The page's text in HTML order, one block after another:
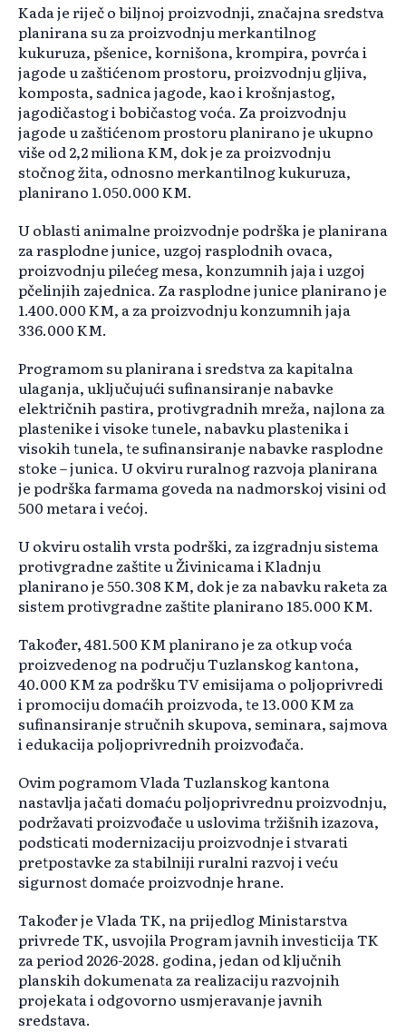
Kada je riječ o biljnoj proizvodnji, značajna sredstva
planirana su za proizvodnju merkantilnog
kukuruza, pšenice, kornišona, krompira, povrća i
jagode u zaštićenom prostoru, proizvodnju gljiva,
komposta, sadnica jagode, kao i krošnjastog,
jagodičastog i bobičastog voća. Za proizvodnju
jagode u zaštićenom prostoru planirano je ukupno
više od 2,2 miliona KM, dok je za proizvodnju
stočnog žita, odnosno merkantilnog kukuruza,
planirano 1.050.000 KM.
U oblasti animalne proizvodnje podrška je planirana
za rasplodne junice, uzgoj rasplodnih ovaca,
proizvodnju pilećeg mesa, konzumnih jaja i uzgoj
pčelinjih zajednica. Za rasplodne junice planirano je
1.400.000 KM, a za proizvodnju konzumnih jaja
336.000 KM.
Programom su planirana i sredstva za kapitalna
ulaganja, uključujući sufinansiranje nabavke
električnih pastira, protivgradnih mreža, najlona za
plastenike i visoke tunele, nabavku plastenika i
visokih tunela, te sufinansiranje nabavke rasplodne
stoke – junica. U okviru ruralnog razvoja planirana
je podrška farmama goveda na nadmorskoj visini od
500 metara i većoj.
U okviru ostalih vrsta podrški, za izgradnju sistema
protivgradne zaštite u Živinicama i Kladnju
planirano je 550.308 KM, dok je za nabavku raketa za
sistem protivgradne zaštite planirano 185.000 KM.
Također, 481.500 KM planirano je za otkup voća
proizvedenog na području Tuzlanskog kantona,
40.000 KM za podršku TV emisijama o poljoprivredi
i promociju domaćih proizvoda, te 13.000 KM za
sufinansiranje stručnih skupova, seminara, sajmova
i edukacija poljoprivrednih proizvođača.
Ovim pogramom Vlada Tuzlanskog kantona
nastavlja jačati domaću poljoprivrednu proizvodnju,
podržavati proizvođače u uslovima tržišnih izazova,
podsticati modernizaciju proizvodnje i stvarati
pretpostavke za stabilniji ruralni razvoj i veću
sigurnost domaće proizvodnje hrane.
Također je Vlada TK, na prijedlog Ministarstva
privrede TK, usvojila Program javnih investicija TK
za period 2026-2028. godina, jedan od ključnih
planskih dokumenata za realizaciju razvojnih
projekata i odgovorno usmjeravanje javnih
sredstava.